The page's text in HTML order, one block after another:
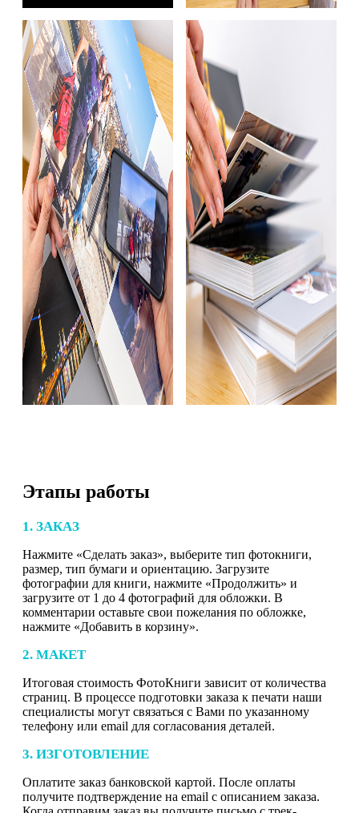
Этапы работы
1. ЗАКАЗ
Нажмите «Сделать заказ», выберите тип фотокниги,
размер, тип бумаги и ориентацию. Загрузите
фотографии для книги, нажмите «Продолжить» и
загрузите от 1 до 4 фотографий для обложки. В
комментарии оставьте свои пожелания по обложке,
нажмите «Добавить в корзину».
2. МАКЕТ
Итоговая стоимость ФотоКниги зависит от количества
страниц. В процессе подготовки заказа к печати наши
специалисты могут связаться с Вами по указанному
телефону или email для согласования деталей.
3. ИЗГОТОВЛЕНИЕ
Оплатите заказ банковской картой. После оплаты
получите подтверждение на email с описанием заказа.